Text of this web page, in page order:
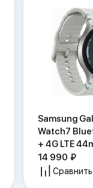
Samsung
Watch7
+ 4G LTE
14 990
Сравнить